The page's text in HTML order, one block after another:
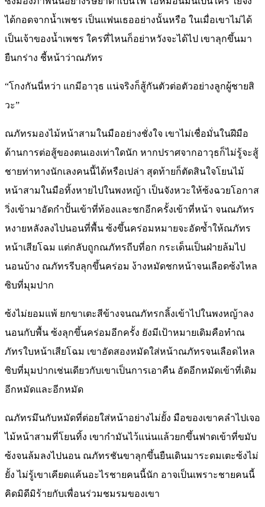
ได้กอดจากน้ำเพชร เป็นแฟนเธออย่างนั้นหรือ ในเมื่อเขาไม่ได้
เป็นเจ้าของน้ำเพชร ใครที่ไหนก็อย่าหวังจะได้ไป เขาลุกขึ้นมา
ยืนกร่าง ชี้หน้าว่าณภัทร
“โกงกันนี่หว่า แกมีอาวุธ แน่จริงก็สู้กันตัวต่อตัวอย่างลูกผู้ชายสิ
วะ”
ณภัทรมองไม้หน้าสามในมืออย่างชั่งใจ เขาไม่เชื่อมั่นในฝีมือ
ด้านการต่อสู้ของตนเองเท่าใดนัก หากปราศจากอาวุธก็ไม่รู้จะสู้
ชายท่าทางนักเลงคนนี้ได้หรือเปล่า สุดท้ายก็ตัดสินใจโยนไม้
หน้าสามในมือทิ้งหายไปในพงหญ้า เป็นจังหวะให้ซ้งฉวยโอกาส
วิ่งเข้ามาอัดกำปั้นเข้าที่ท้องและชกอีกครั้งเข้าที่หน้า จนณภัทร
หงายหลังลงไปนอนที่พื้น ซ้งขึ้นคร่อมหมายจะอัดซ้ำให้ณภัทร
หน้าเสียโฉม แต่กลับถูกณภัทรถีบที่อก กระเด็นเป็นฝ่ายล้มไป
นอนบ้าง ณภัทรรีบลุกขึ้นคร่อม ง้างหมัดชกหน้าจนเลือดซ้งไหล
ซิบที่มุมปาก
ซ้งไม่ยอมแพ้ ยกขาเตะสีข้างจนณภัทรกลิ้งเข้าไปในพงหญ้าลง
นอนกับพื้น ซ้งลุกขึ้นคร่อมอีกครั้ง ยังมีเป้าหมายเดิมคือทำณ
ภัทรใบหน้าเสียโฉม เขาอัดสองหมัดใส่หน้าณภัทรจนเลือดไหล
ซิบที่มุมปากเช่นเดียวกับเขาเป็นการเอาคืน อัดอีกหมัดเข้าที่เดิม
อีกหมัดและอีกหมัด
ณภัทรมึนกับหมัดที่ต่อยใส่หน้าอย่างไม่ยั้ง มือของเขาคลำไปเจอ
ไม้หน้าสามที่โยนทิ้ง เขากำมันไว้แน่นแล้วยกขึ้นฟาดเข้าที่ขมับ
ซ้งจนล้มลงไปนอน ณภัทรชันขาลุกขึ้นยืนเดินมาระดมเตะซ้งไม่
ยั้ง ไม่รู้เขาเคียดแค้นอะไรชายคนนี้นัก อาจเป็นเพราะชายคนนี้
คิดมิดีมิร้ายกับเพื่อนร่วมชมรมของเขา